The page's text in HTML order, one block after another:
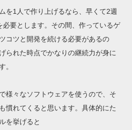
を1人で作り上げるなら、早くて2週
必要とします。その間、作っているゲ
コツと開発を続ける必要があるの
られた時点でかなりの継続力が身に
。
様々なソフトウェアを使うので、そ
慣れてくると思います。具体的にた
を挙げると